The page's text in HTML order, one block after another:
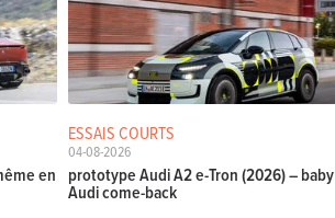
en
ESSAIS COURTS
04-08-2026
prototype Audi A2 e-Tron (2026) – baby
Audi come-back